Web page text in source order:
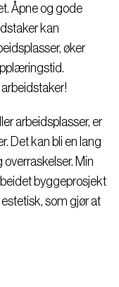
Åpne og gode
kan
øker
arbeidsplasser, er
Det kan bli en lang
Min
byggeprosjekt
som gjør at